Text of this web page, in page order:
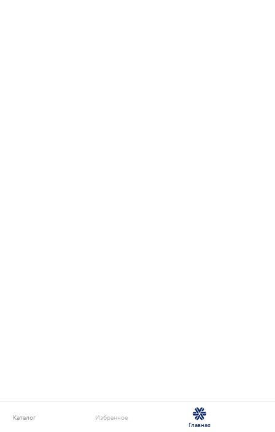
Каталог
Избранное
Главная